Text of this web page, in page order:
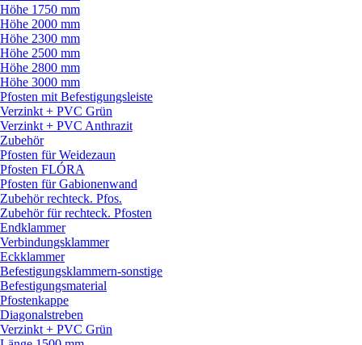
Höhe 1750 mm
Höhe 2000 mm
Höhe 2300 mm
Höhe 2500 mm
Höhe 2800 mm
Höhe 3000 mm
Pfosten mit Befestigungsleiste
Verzinkt + PVC Grün
Verzinkt + PVC Anthrazit
Zubehör
Pfosten für Weidezaun
Pfosten FLÓRA
Pfosten für Gabionenwand
Zubehör rechteck. Pfos.
Zubehör für rechteck. Pfosten
Endklammer
Verbindungsklammer
Eckklammer
Befestigungsklammern-sonstige
Befestigungsmaterial
Pfostenkappe
Diagonalstreben
Verzinkt + PVC Grün